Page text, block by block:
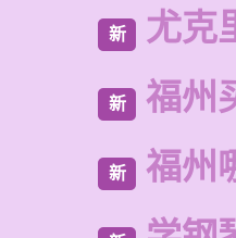
新 尤克
新 福州
新 福州